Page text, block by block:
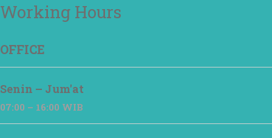
Working Hours
OFFICE
Senin – Jum'at
07:00 – 16:00 WIB